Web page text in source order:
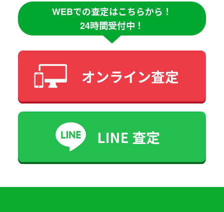
WEBでの査定はこちらから！
24時間受付中！